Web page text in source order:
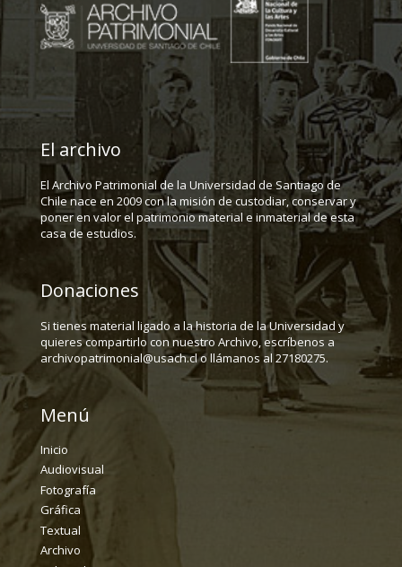
El archivo
El Archivo Patrimonial de la Universidad de Santiago de
Chile nace en 2009 con la misión de custodiar, conservar y
poner en valor el patrimonio material e inmaterial de esta
casa de estudios.
Donaciones
Si tienes material ligado a la historia de la Universidad y
quieres compartirlo con nuestro Archivo, escríbenos a
archivopatrimonial@usach.cl o llámanos al 27180275.
Menú
Inicio
Audiovisual
Fotografía
Gráfica
Textual
Archivo